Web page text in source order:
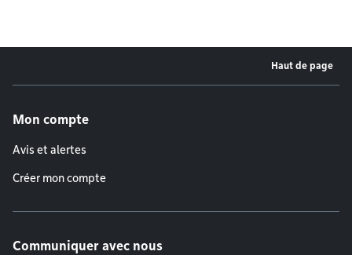
Haut de page
Mon compte
Avis et alertes
Créer mon compte
Communiquer avec nous